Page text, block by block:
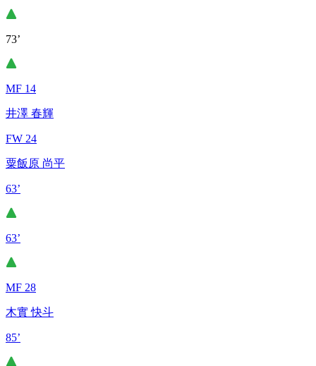
73’
MF 14
井澤 春輝
FW 24
粟飯原 尚平
63’
63’
MF 28
木實 快斗
85’